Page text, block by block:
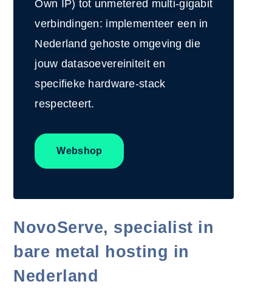
Own IP) tot unmetered multi-gigabit
verbindingen: implementeer een in
Nederland gehoste omgeving die
jouw datasoevereiniteit en
specifieke hardware-stack
respecteert.
Webshop
NovoServe, specialist in
bare metal hosting in
Nederland